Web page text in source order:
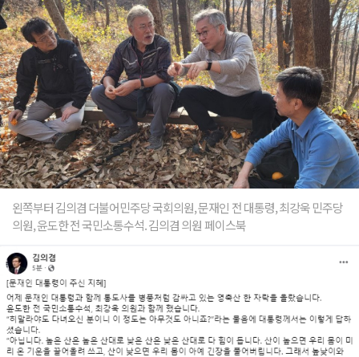
왼쪽부터 김의겸 더불어민주당 국회의원, 문재인 전 대통령, 최강욱 민주당
의원, 윤도한 전 국민소통수석. 김의겸 의원 페이스북